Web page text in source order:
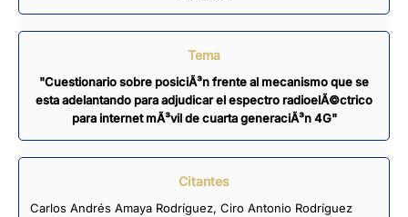
Tema
"Cuestionario sobre posiciÃ³n frente al mecanismo que se
esta adelantando para adjudicar el espectro radioelÃ©ctrico
para internet mÃ³vil de cuarta generaciÃ³n 4G"
Citantes
Carlos Andrés Amaya Rodríguez, Ciro Antonio Rodríguez